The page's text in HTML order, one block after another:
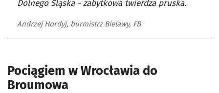
Dolnego Śląska - zabytkowa twierdza pruska.
Andrzej Hordyj, burmistrz Bielawy, FB
Pociągiem w Wrocławia do
Broumowa